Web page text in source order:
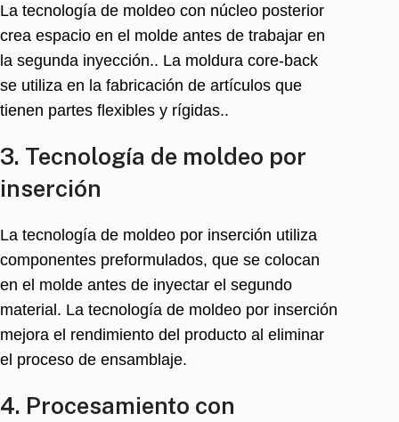
La tecnología de moldeo con núcleo posterior
crea espacio en el molde antes de trabajar en
la segunda inyección.. La moldura core-back
se utiliza en la fabricación de artículos que
tienen partes flexibles y rígidas..
3. Tecnología de moldeo por
inserción
La tecnología de moldeo por inserción utiliza
componentes preformulados, que se colocan
en el molde antes de inyectar el segundo
material. La tecnología de moldeo por inserción
mejora el rendimiento del producto al eliminar
el proceso de ensamblaje.
4. Procesamiento con